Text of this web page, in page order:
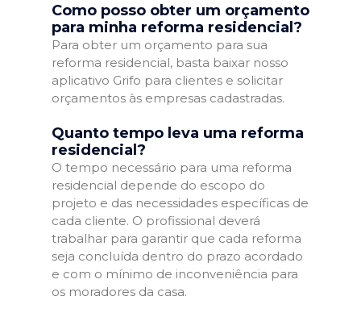
Como posso obter um orçamento
para minha reforma residencial?
Para obter um orçamento para sua
reforma residencial, basta baixar nosso
aplicativo Grifo para clientes e solicitar
orçamentos às empresas cadastradas.
Quanto tempo leva uma reforma
residencial?
O tempo necessário para uma reforma
residencial depende do escopo do
projeto e das necessidades específicas de
cada cliente. O profissional deverá
trabalhar para garantir que cada reforma
seja concluída dentro do prazo acordado
e com o mínimo de inconveniência para
os moradores da casa.